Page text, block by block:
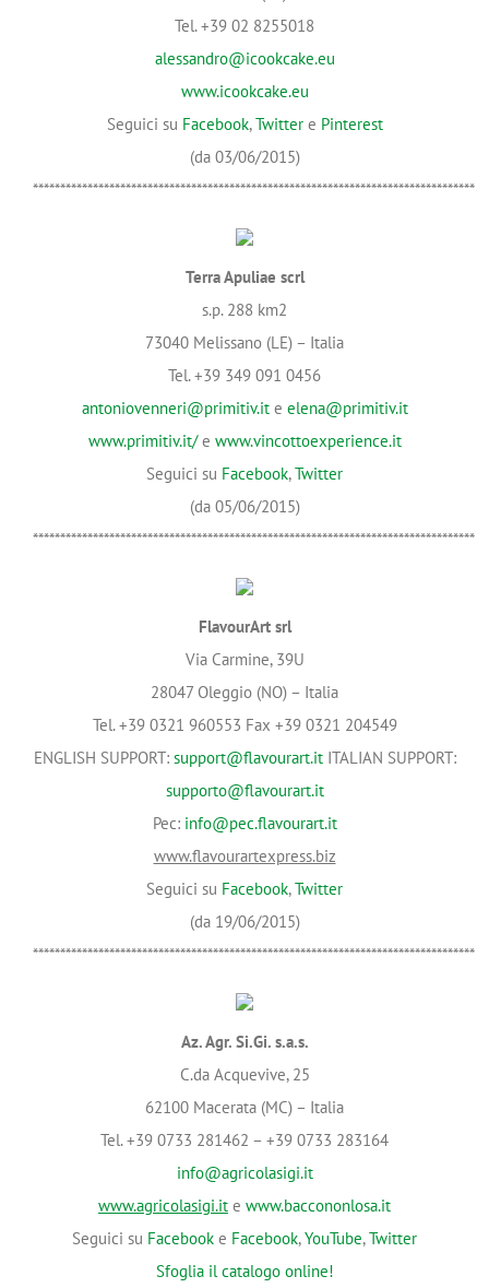
Tel. +39 02 8255018
alessandro@icookcake.eu
www.icookcake.eu
Seguici su Facebook,Twittere Pinterest
(da 03/06/2015)
*********************************************************************************
Terra Apuliae scrl
s.p. 288 km2
73040 Melissano (LE) – Italia
Tel. +39 349 091 0456
antoniovenneri@primitiv.ite elena@primitiv.it
www.primitiv.it/e www.vincottoexperience.it
Seguici su Facebook,Twitter
(da 05/06/2015)
*********************************************************************************
FlavourArt srl
Via Carmine, 39U
28047 Oleggio (NO) – Italia
Tel. +39 0321 960553 Fax +39 0321 204549
ENGLISH SUPPORT: support@flavourart.itITALIAN SUPPORT:
supporto@flavourart.it
Pec: info@pec.flavourart.it
www.flavourartexpress.biz
Seguici su Facebook,Twitter
(da 19/06/2015)
*********************************************************************************
Az. Agr. Si.Gi. s.a.s.
C.da Acquevive, 25
62100 Macerata (MC) – Italia
Tel. +39 0733 281462 – +39 0733 283164
info@agricolasigi.it
www.agricolasigi.it e www.baccononlosa.it
Seguici su Facebook e Facebook,YouTube,Twitter
Sfoglia il catalogo online!